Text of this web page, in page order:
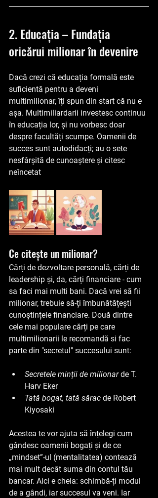
2. Educația – Fundația
oricărui milionar în devenire
Dacă crezi că educația formală este
suficientă pentru a deveni
multimilionar, îți spun din start că nu e
așa. Multimiliardarii investesc continuu
în educația lor, și nu vorbesc doar
despre facultăți scumpe. Oamenii de
succes sunt autodidacți; au o sete
nesfârșită de cunoaștere și citesc
neîncetat
Ce citește un milionar?
Cărți de dezvoltare personală, cărți de
leadership și, da, cărți financiare - cum
sa faci mai multi bani. Dacă vrei să fii
milionar, trebuie să-ți îmbunătățești
cunoștințele financiare. Două dintre
cele mai populare cărți pe care
multimilionarii le recomandă si fac
parte din "secretul" succesului sunt:
Secretele minții de milionar de T.
Harv Eker
Tată bogat, tată sărac de Robert
Kiyosaki
Acestea te vor ajuta să înțelegi cum
gândesc oamenii bogați și de ce
„mindset”-ul (mentalitatea) contează
mai mult decât suma din contul tău
bancar. Aici e cheia: schimbă-ți modul
de a gândi, iar succesul va veni. Iar